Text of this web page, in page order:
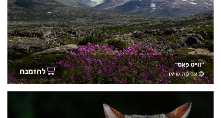
"ווייט פאס"
צביקה שיאון
להזמנה